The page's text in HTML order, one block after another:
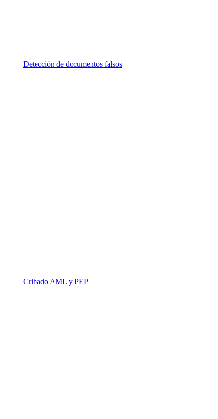
Detección de documentos falsos
Cribado AML y PEP